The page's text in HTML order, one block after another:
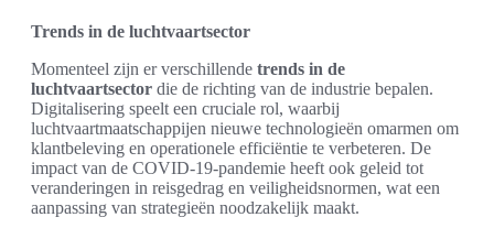
Trends in de luchtvaartsector
Momenteel zijn er verschillende trends in de
luchtvaartsector die de richting van de industrie bepalen.
Digitalisering speelt een cruciale rol, waarbij
luchtvaartmaatschappijen nieuwe technologieën omarmen om
klantbeleving en operationele efficiëntie te verbeteren. De
impact van de COVID-19-pandemie heeft ook geleid tot
veranderingen in reisgedrag en veiligheidsnormen, wat een
aanpassing van strategieën noodzakelijk maakt.